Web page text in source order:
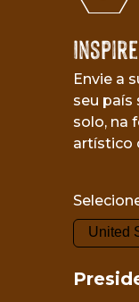
Envie a
seu país
solo, na
artístico